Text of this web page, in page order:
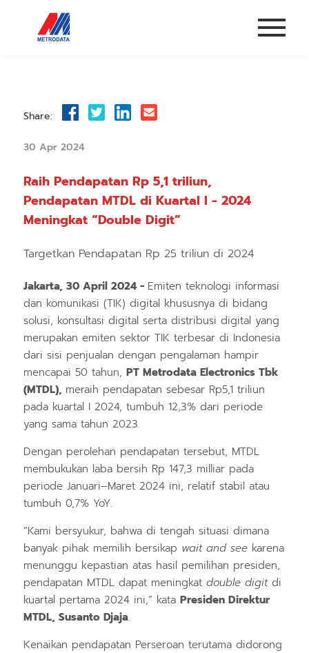
30 Apr 2024
Share:
Raih Pendapatan Rp 5,1 triliun,
Pendapatan MTDL di Kuartal I ‐ 2024
Meningkat “Double Digit”
Targetkan Pendapatan Rp 25 triliun di 2024
Jakarta, 30 April 2024 ‐ Emiten teknologi informasi
dan komunikasi (TIK) digital khususnya di bidang
solusi, konsultasi digital serta distribusi digital yang
merupakan emiten sektor TIK terbesar di Indonesia
dari sisi penjualan dengan pengalaman hampir
mencapai 50 tahun, PT Metrodata Electronics Tbk
(MTDL), meraih pendapatan sebesar Rp5,1 triliun
pada kuartal I 2024, tumbuh 12,3% dari periode
yang sama tahun 2023.
Dengan perolehan pendapatan tersebut, MTDL
membukukan laba bersih Rp 147,3 milliar pada
periode Januari–Maret 2024 ini, relatif stabil atau
tumbuh 0,7% YoY.
“Kami bersyukur, bahwa di tengah situasi dimana
banyak pihak memilih bersikap wait and see karena
menunggu kepastian atas hasil pemilihan presiden,
pendapatan MTDL dapat meningkat double digit di
kuartal pertama 2024 ini,” kata Presiden Direktur
MTDL, Susanto Djaja.
Kenaikan pendapatan Perseroan terutama didorong